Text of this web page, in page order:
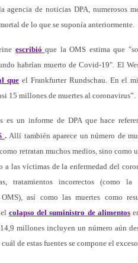
agencia de noticias DPA, numerosos
de lo que se suponía anteriormente.
escribió que la OMS estima que
habrían muerto de Covid-19". El
que el Frankfurter Rundschau. En el
15 millones de muertes al coronavirus”.
es un informe de DPA que hace
.Allí también aparece un número de
retratan muchos medios, sino como
a las víctimas de la enfermedad del
tratamientos incorrectos (como
así como las muertes como
colapso del suministro de alimentos
millones incluyen un número aún
de estas fuentes se compone el